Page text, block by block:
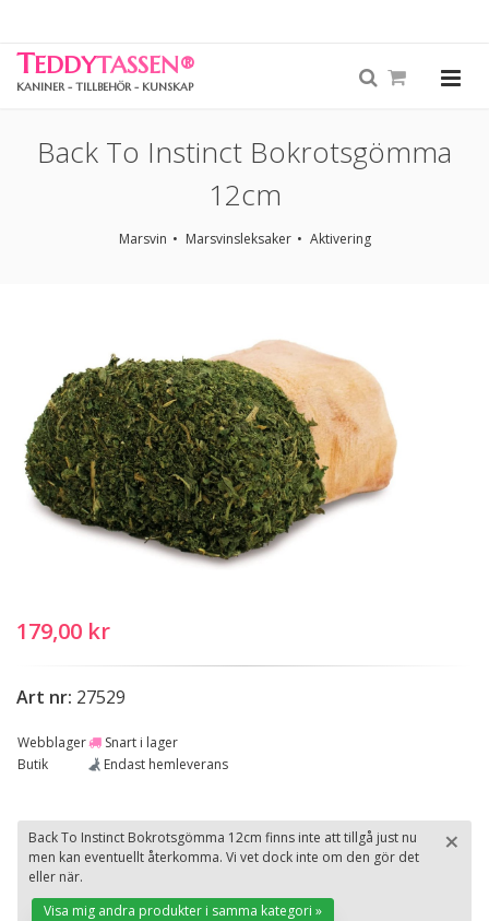
TEDDYTASSEN®
KANINER - TILLBEHÖR - KUNSKAP
Back To Instinct Bokrotsgömma
12cm
Marsvin Marsvinsleksaker Aktivering
179,00 kr
Art nr: 27529
Webblager
Snart i lager
Butik
Endast hemleverans
×
Back To Instinct Bokrotsgömma 12cm finns inte att tillgå just nu
men kan eventuellt återkomma. Vi vet dock inte om den gör det
eller när.
Visa mig andra produkter i samma kategori »